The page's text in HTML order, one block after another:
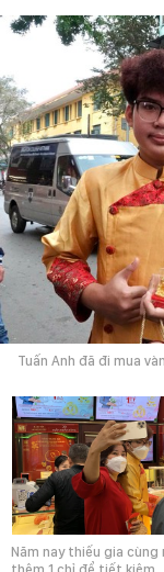
Tuấn Anh đã đi mua
Năm nay thiếu gia